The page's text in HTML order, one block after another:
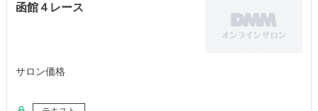
函館４レース
サロン価格